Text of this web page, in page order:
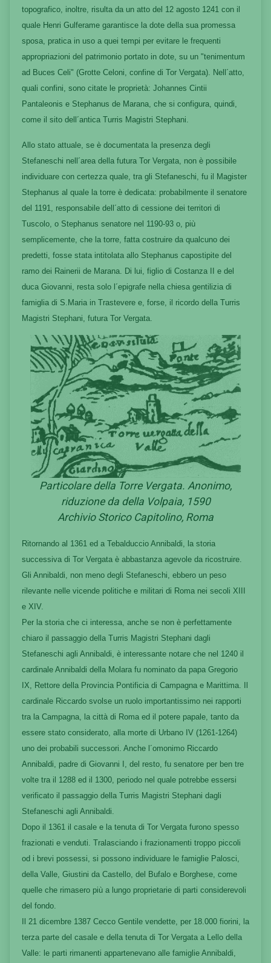
topografico, inoltre, risulta da un atto del 12 agosto 1241 con il
quale Henri Gulferame garantisce la dote della sua promessa
sposa, pratica in uso a quei tempi per evitare le frequenti
appropriazioni del patrimonio portato in dote, su un "tenimentum
ad Buces Celi" (Grotte Celoni, confine di Tor Vergata). Nell´atto,
quali confini, sono citate le proprietà: Johannes Cintii
Pantaleonis e Stephanus de Marana, che si configura, quindi,
come il sito dell´antica Turris Magistri Stephani.
Allo stato attuale, se è documentata la presenza degli
Stefaneschi nell´area della futura Tor Vergata, non è possibile
individuare con certezza quale, tra gli Stefaneschi, fu il Magister
Stephanus al quale la torre è dedicata: probabilmente il senatore
del 1191, responsabile dell´atto di cessione dei territori di
Tuscolo, o Stephanus senatore nel 1190-93 o, più
semplicemente, che la torre, fatta costruire da qualcuno dei
predetti, fosse stata intitolata allo Stephanus capostipite del
ramo dei Rainerii de Marana. Di lui, figlio di Costanza II e del
duca Giovanni, resta solo l´epigrafe nella chiesa gentilizia di
famiglia di S.Maria in Trastevere e, forse, il ricordo della Turris
Magistri Stephani, futura Tor Vergata.
Particolare della Torre Vergata. Anonimo,
riduzione da della Volpaia, 1590
Archivio Storico Capitolino, Roma
Ritornando al 1361 ed a Tebalduccio Annibaldi, la storia
successiva di Tor Vergata è abbastanza agevole da ricostruire.
Gli Annibaldi, non meno degli Stefaneschi, ebbero un peso
rilevante nelle vicende politiche e militari di Roma nei secoli XIII
e XIV.
Per la storia che ci interessa, anche se non è perfettamente
chiaro il passaggio della Turris Magistri Stephani dagli
Stefaneschi agli Annibaldi, è interessante notare che nel 1240 il
cardinale Annibaldi della Molara fu nominato da papa Gregorio
IX, Rettore della Provincia Pontificia di Campagna e Marittima. Il
cardinale Riccardo svolse un ruolo importantissimo nei rapporti
tra la Campagna, la città di Roma ed il potere papale, tanto da
essere stato considerato, alla morte di Urbano IV (1261-1264)
uno dei probabili successori. Anche l´omonimo Riccardo
Annibaldi, padre di Giovanni I, del resto, fu senatore per ben tre
volte tra il 1288 ed il 1300, periodo nel quale potrebbe essersi
verificato il passaggio della Turris Magistri Stephani dagli
Stefaneschi agli Annibaldi.
Dopo il 1361 il casale e la tenuta di Tor Vergata furono spesso
frazionati e venduti. Tralasciando i frazionamenti troppo piccoli
od i brevi possessi, si possono individuare le famiglie Palosci,
della Valle, Giustini da Castello, del Bufalo e Borghese, come
quelle che rimasero più a lungo proprietarie di parti considerevoli
del fondo.
Il 21 dicembre 1387 Cecco Gentile vendette, per 18.000 fiorini, la
terza parte del casale e della tenuta di Tor Vergata a Lello della
Valle: le parti rimanenti appartenevano alle famiglie Annibaldi,